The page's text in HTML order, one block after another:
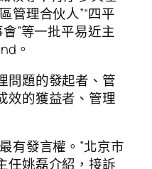
管理合伙人”“四平
”等一批平易近主
。
問題的發起者、管
效的獲益者、管理
有發言權。”北京市
任姚磊介紹，接訴